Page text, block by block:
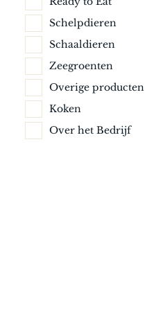
Schelpdieren
Schaaldieren
Zeegroenten
Overige producten
Koken
Over het Bedrijf